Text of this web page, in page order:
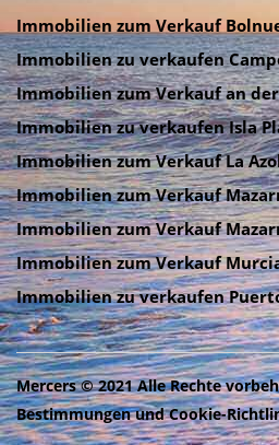
Immobilien zum Verkauf
Immobilien zu verkaufen
Immobilien zum Verkauf an
Immobilien zu verkaufen Isla
Immobilien zum Verkauf La
Immobilien zum Verkauf
Immobilien zum Verkauf
Immobilien zum Verkauf
Immobilien zu verkaufen
Mercers © 2021 Alle Rechte
BestimmungenundCookie-